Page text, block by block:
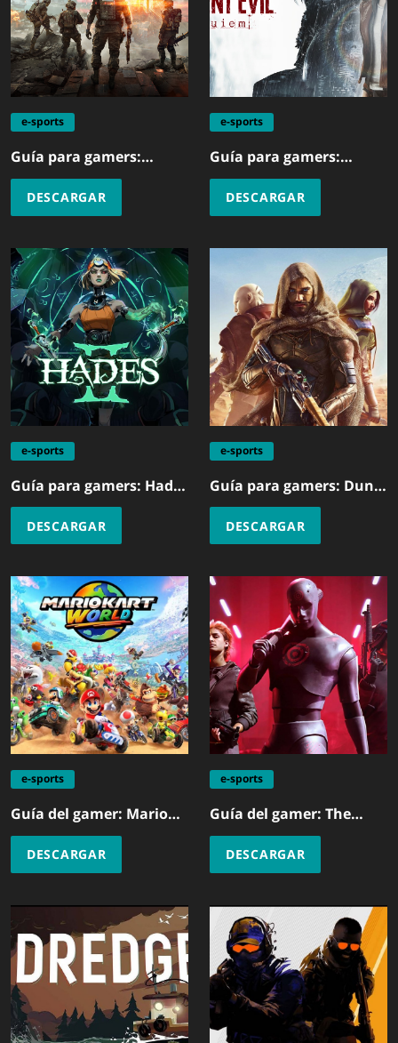
e-sports
Guía para gamers:
Battlefield 6
DESCARGAR
e-sports
Guía para gamers:
Resident Evil Requiem
DESCARGAR
e-sports
Guía para gamers: Hades
2
DESCARGAR
e-sports
Guía para gamers: Dune
Awakening
DESCARGAR
e-sports
Guía del gamer: Mario
Kart World
DESCARGAR
e-sports
Guía del gamer: The
Finals
DESCARGAR